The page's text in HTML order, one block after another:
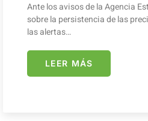
Ante los avisos de la Agencia
sobre la persistencia de las
las alertas…
LEER MÁS